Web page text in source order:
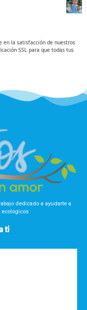
en la satisfacción de nuestros
SSL para que todas tus
dedicado a ayudarte a
ecológicos
ti